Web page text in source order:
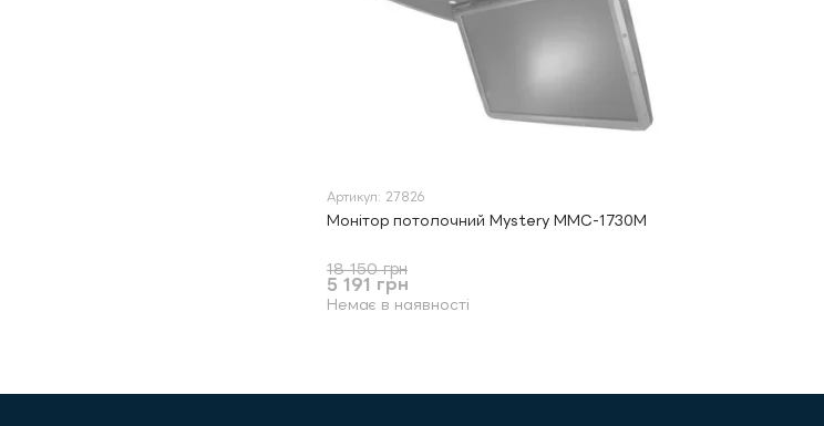
Артикул: 27826
Монітор потолочний Mystery MMC-1730M
18 150 грн
5 191 грн
Немає в наявності